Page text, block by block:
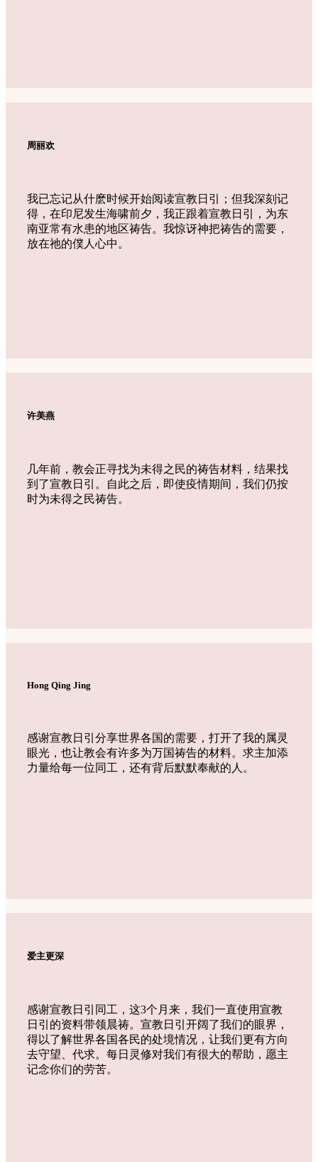
周丽欢
我已忘记从什麽时候开始阅读宣教日引；但我深刻记
得，在印尼发生海啸前夕，我正跟着宣教日引，为东
南亚常有水患的地区祷告。我惊讶神把祷告的需要，
放在祂的僕人心中。
许美燕
几年前，教会正寻找为未得之民的祷告材料，结果找
到了宣教日引。自此之后，即使疫情期间，我们仍按
时为未得之民祷告。
Hong Qing Jing
感谢宣教日引分享世界各国的需要，打开了我的属灵
眼光，也让教会有许多为万国祷告的材料。求主加添
力量给每一位同工，还有背后默默奉献的人。
爱主更深
感谢宣教日引同工，这3个月来，我们一直使用宣教
日引的资料带领晨祷。宣教日引开阔了我们的眼界，
得以了解世界各国各民的处境情况，让我们更有方向
去守望、代求。每日灵修对我们有很大的帮助，愿主
记念你们的劳苦。